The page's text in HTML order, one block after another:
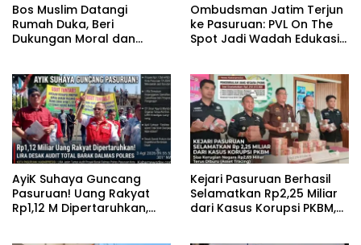
‎Bos Muslim Datangi
Rumah Duka, Beri
Dukungan Moral dan
‎Ombudsman Jatim Terjun
ke Pasuruan: PVL On The
Spot Jadi Wadah Edukasi
‎AyiK Suhaya Guncang
Pasuruan! Uang Rakyat
Rp1,12 M Dipertaruhkan,
Kejari Pasuruan Berhasil
Selamatkan Rp2,25 Miliar
dari Kasus Korupsi PKBM,